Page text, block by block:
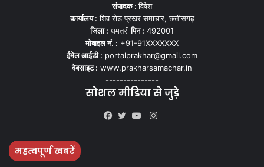
संपादक :विषेश
कार्यालय : शिव रोड प्रखर समाचार, छत्तीसगढ़
जिला : धमतरीपिन : 492001
मोबाइल नं. : +91-91XXXXXXX
ईमेल आईडी : portalprakhar@gmail.com
वेबसाइट : www.prakharsamachar.in
---------------
सोशल मीडिया से जुड़े
Instagram
महत्वपूर्ण खबरें